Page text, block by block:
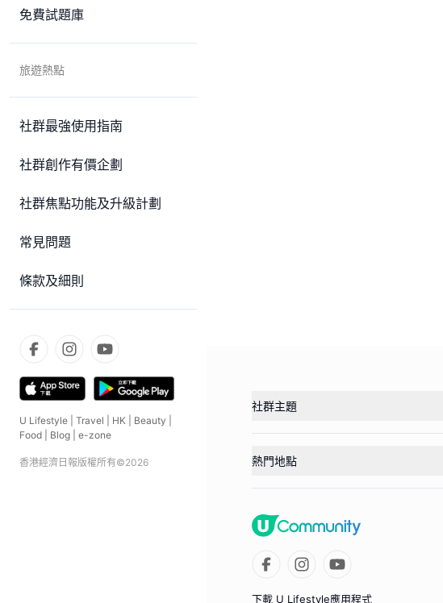
免費試題庫
旅遊熱點
社群最強使用指南
社群創作有價企劃
社群焦點功能及升級計劃
常見問題
條款及細則
U Lifestyle Travel HK Beauty
Food
Blog e-zone
香港經濟日報版權所有©2026
社群主題
熱門地點
下載 U Lifestyle應用程式